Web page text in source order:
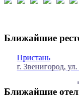
Ближайшие
Пристань
г. Звенигород, ул.
Ближайшие